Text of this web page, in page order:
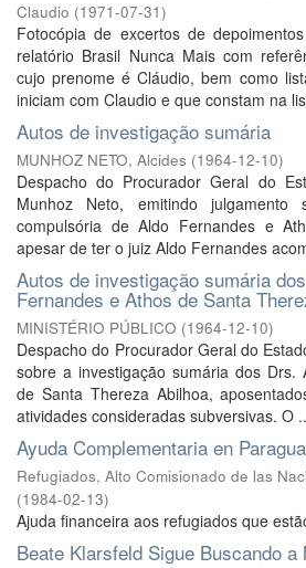
Claudio (1971-07-31)
Fotocópia de excertos de
relatório Brasil Nunca Mais com
cujo prenome é Cláudio, bem como
iniciam com Claudio e que constam na
Autos de investigação sumária
MUNHOZ NETO, Alcides (1964-12-10)
Despacho do Procurador Geral do
Munhoz Neto, emitindo julgamento
compulsória de Aldo Fernandes e
apesar de ter o juiz Aldo Fernandes
Autos de investigação sumária
Fernandes e Athos de Santa
MINISTÉRIO PÚBLICO (1964-12-10)
Despacho do Procurador Geral do
sobre a investigação sumária dos Drs.
de Santa Thereza Abilhoa,
atividades consideradas subversivas. O
Ayuda Complementaria en
Refugiados, Alto Comisionado de las
(1984-02-13)
Ajuda financeira aos refugiados que
Beate Klarsfeld Sigue Buscando a